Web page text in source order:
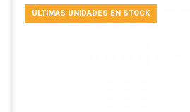
ÚLTIMAS UNIDADES EN STOCK